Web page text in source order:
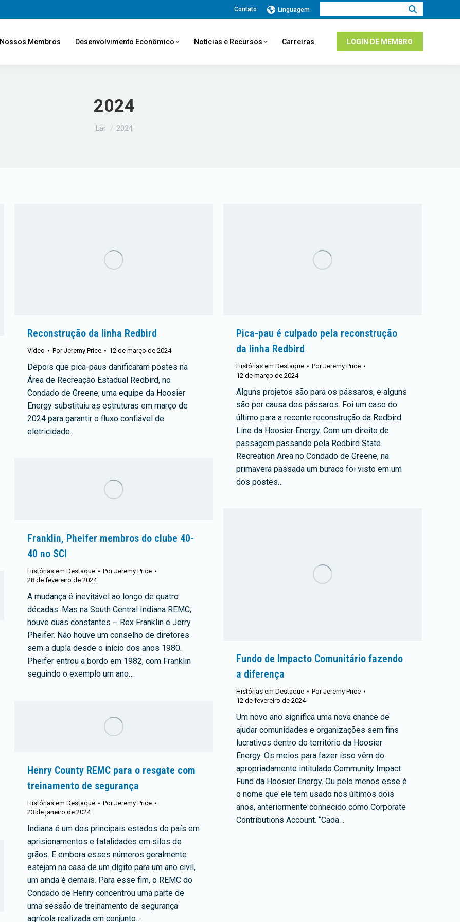
Contato Linguagem
Nossos Membros Desenvolvimento Econômico Notícias e Recursos Carreiras LOGIN DE MEMBRO
2024
Você está aqui:
Lar 2024
Reconstrução da linha Redbird
Vídeo PorJeremy Price 12 de março de 2024
Depois que pica-paus danificaram postes na
Área de Recreação Estadual Redbird, no
Condado de Greene, uma equipe da Hoosier
Energy substituiu as estruturas em março de
2024 para garantir o fluxo confiável de
eletricidade.
Pica-pau é culpado pela reconstrução
da linha Redbird
Histórias em Destaque PorJeremy Price
12 de março de 2024
Alguns projetos são para os pássaros, e alguns
são por causa dos pássaros. Foi um caso do
último para a recente reconstrução da Redbird
Line da Hoosier Energy. Com um direito de
passagem passando pela Redbird State
Recreation Area no Condado de Greene, na
primavera passada um buraco foi visto em um
dos postes…
Franklin, Pheifer membros do clube 40-
40 no SCI
Histórias em Destaque PorJeremy Price
28 de fevereiro de 2024
A mudança é inevitável ao longo de quatro
décadas. Mas na South Central Indiana REMC,
houve duas constantes – Rex Franklin e Jerry
Pheifer. Não houve um conselho de diretores
sem a dupla desde o início dos anos 1980.
Pheifer entrou a bordo em 1982, com Franklin
seguindo o exemplo um ano…
Fundo de Impacto Comunitário fazendo
a diferença
Histórias em Destaque PorJeremy Price
12 de fevereiro de 2024
Um novo ano significa uma nova chance de
ajudar comunidades e organizações sem fins
lucrativos dentro do território da Hoosier
Energy. Os meios para fazer isso vêm do
apropriadamente intitulado Community Impact
Fund da Hoosier Energy. Ou pelo menos esse é
o nome que ele tem usado nos últimos dois
anos, anteriormente conhecido como Corporate
Contributions Account. “Cada…
Henry County REMC para o resgate com
treinamento de segurança
Histórias em Destaque PorJeremy Price
23 de janeiro de 2024
Indiana é um dos principais estados do país em
aprisionamentos e fatalidades em silos de
grãos. E embora esses números geralmente
estejam na casa de um dígito para um ano civil,
um ainda é demais. Para esse fim, o REMC do
Condado de Henry concentrou uma parte de
uma sessão de treinamento de segurança
agrícola realizada em conjunto…